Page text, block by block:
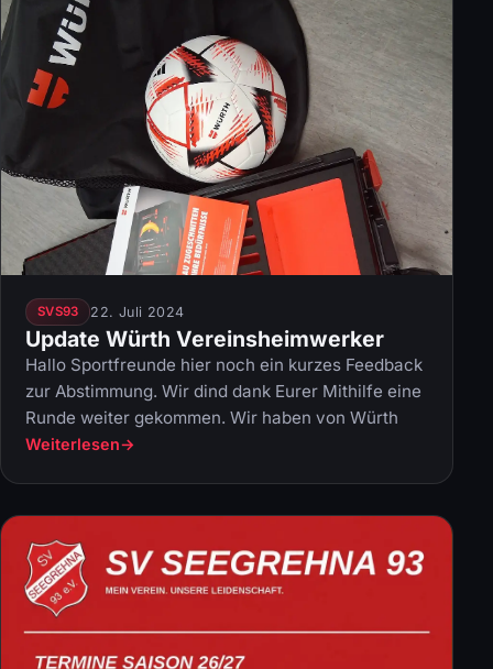
SVS93 22. Juli 2024
Update Würth Vereinsheimwerker
Hallo Sportfreunde hier noch ein kurzes Feedback
zur Abstimmung. Wir dind dank Eurer Mithilfe eine
Runde weiter gekommen. Wir haben von Würth
Weiterlesen